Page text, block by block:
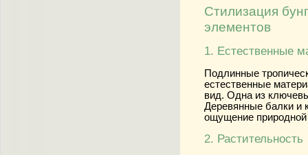
Стилизация
элементов
1. Естественные
Подлинные
естественные
вид. Одна из
Деревянные балки и
ощущение природной
2. Растительность